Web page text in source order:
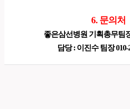
6. 문의처
좋은삼선병원 기획총무팀장
담당 : 이진수 팀장 010-